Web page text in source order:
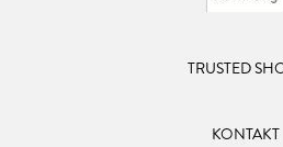
TRUSTED
KONTAKT